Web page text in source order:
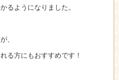
るようになりました。
、
る方にもおすすめです！